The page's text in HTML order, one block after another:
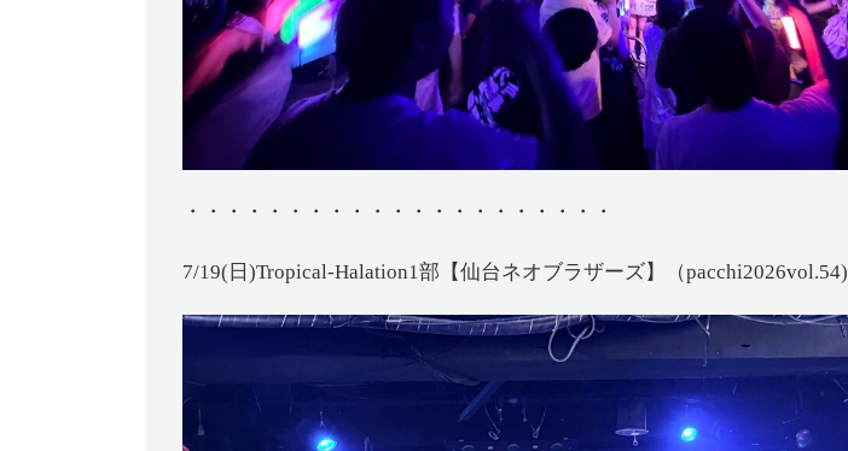
・・・・・・・・・・・・・・・・・・・・・
7/19(日)Tropical-Halation1部【仙台ネオブラザーズ】（pacchi2026vol.54)